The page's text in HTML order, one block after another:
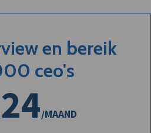
en bereik
ceo's
/MAAND